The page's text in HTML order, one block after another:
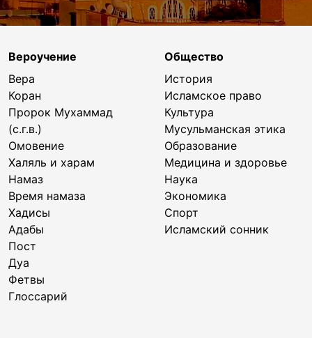
Вероучение
Вера
Коран
Пророк Мухаммад
(с.г.в.)
Омовение
Халяль и харам
Намаз
Время намаза
Хадисы
Адабы
Пост
Дуа
Фетвы
Глоссарий
Общество
История
Исламское право
Культура
Мусульманская этика
Образование
Медицина и здоровье
Наука
Экономика
Спорт
Исламский сонник